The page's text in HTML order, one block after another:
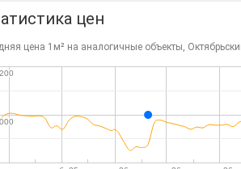
цен
цена 1м² на аналогичные объекты,